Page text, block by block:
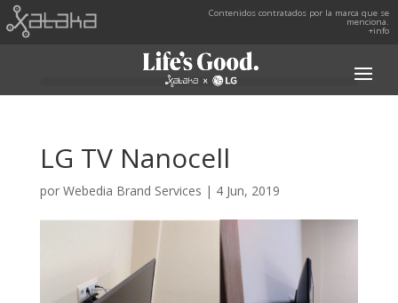
Contenidos contratados por la marca que se
menciona.
+info
LG TV Nanocell
por Webedia Brand Services | 4 Jun, 2019